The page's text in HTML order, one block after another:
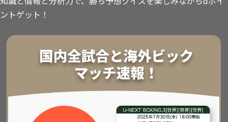
ントゲット！